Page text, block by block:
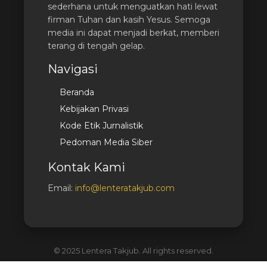
sederhana untuk menguatkan hati lewat
firman Tuhan dan kasih Yesus. Semoga
media ini dapat menjadi berkat, memberi
terang di tengah gelap.
Navigasi
Beranda
Kebijakan Privasi
Kode Etik Jurnalistik
Pedoman Media Siber
Kontak Kami
Email: info@lenteratakjub.com
© 2025 Lentera Takjub. All rights reserved.